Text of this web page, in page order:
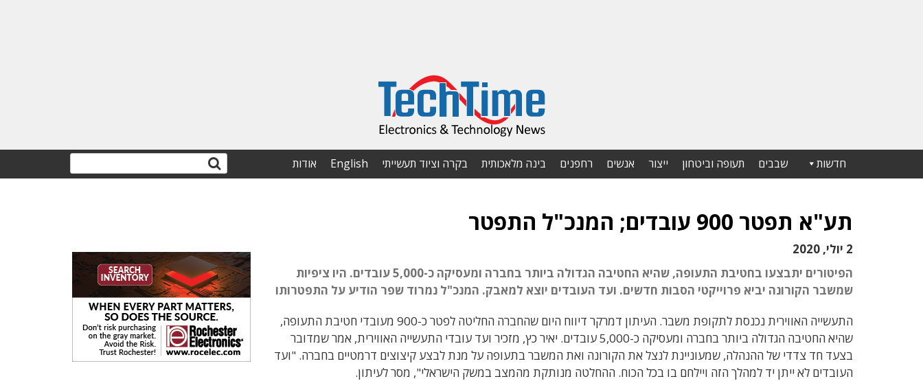
חדשות שבבים תעופה וביטחון ייצור אנשים רחפנים בינה מלאכותית בקרה וציוד תעשייתי English אודות
תע"א תפטר 900 עובדים; המנכ"ל התפטר
2 יולי, 2020
הפיטורים יתבצעו בחטיבת התעופה, שהיא החטיבה הגדולה ביותר בחברה ומעסיקה כ-5,000 עובדים. היו ציפיות
שמשבר הקורונה יביא פרוייקטי הסבות חדשים. ועד העובדים יוצא למאבק. המנכ"ל נמרוד שפר הודיע על התפטרותו
התעשייה האווירית נכנסת לתקופת משבר. העיתון דמרקר דיווח היום שהחברה החליטה לפטר כ-900 מעובדי חטיבת התעופה,
שהיא החטיבה הגדולה ביותר בחברה ומעסיקה כ-5,000 עובדים. יאיר כץ, מזכיר ועד עובדי התעשייה האווירית, אמר שמדובר
בצעד חד צדדי של ההנהלה, שמעוניינת לנצל את הקורונה ואת המשבר בתעופה על מנת לבצע קיצוצים דרמטיים בחברה. "ועד
העובדים לא ייתן יד למהלך הזה ויילחם בו בכל הכוח. ההחלטה מנותקת מהמצב במשק הישראלי", מסר לעיתון.